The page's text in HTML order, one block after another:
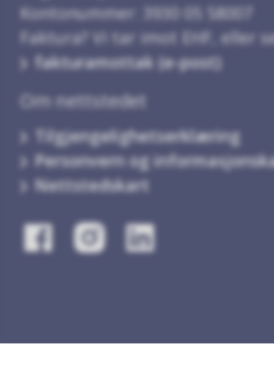
Kontonummer: 3930 05 58007
Faktura? Vi tar imot EHF, eller
fakturamottak (e-post)
Om nettstedet
Tilgjengelighetserklæring
Personvern og
Nettstedskart